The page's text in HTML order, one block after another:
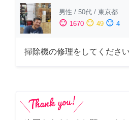
男性 / 50代 / 東京都
sentiment_satisfied 1670 sentiment_neutral 49 sentiment_dissatisfied 4
掃除機の修理をしてください